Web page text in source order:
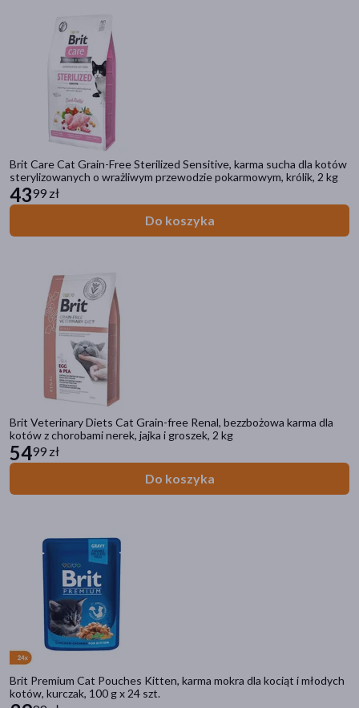
Brit Care Cat Grain-Free Sterilized Sensitive, karma sucha dla kotów
sterylizowanych o wrażliwym przewodzie pokarmowym, królik, 2 kg
4399 zł
Do koszyka
Brit Veterinary Diets Cat Grain-free Renal, bezzbożowa karma dla
kotów z chorobami nerek, jajka i groszek, 2 kg
5499 zł
Do koszyka
Brit Premium Cat Pouches Kitten, karma mokra dla kociąt i młodych
kotów, kurczak, 100 g x 24 szt.